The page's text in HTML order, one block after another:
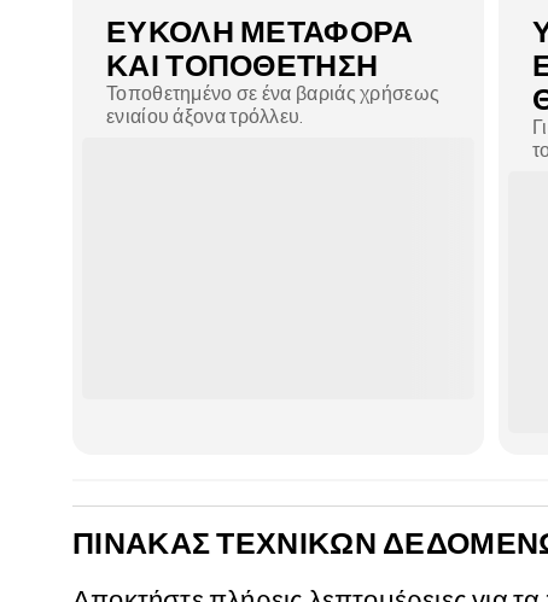
ΕΎΚΟΛΗ ΜΕΤΑΦΟΡΆ
ΚΑΙ ΤΟΠΟΘΈΤΗΣΗ
Τοποθετημένο σε ένα βαριάς χρήσεως
ενιαίου άξονα τρόλλευ.
ΠΊΝΑΚΑΣ ΤΕΧΝΙΚΏΝ